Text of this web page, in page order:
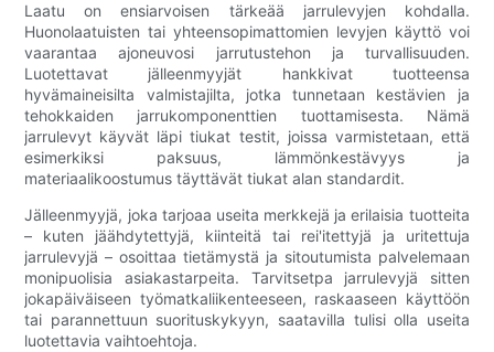
Laatu on ensiarvoisen tärkeää jarrulevyjen kohdalla.
Huonolaatuisten tai yhteensopimattomien levyjen käyttö voi
vaarantaa ajoneuvosi jarrutustehon ja turvallisuuden.
Luotettavat jälleenmyyjät hankkivat tuotteensa
hyvämaineisilta valmistajilta, jotka tunnetaan kestävien ja
tehokkaiden jarrukomponenttien tuottamisesta. Nämä
jarrulevyt käyvät läpi tiukat testit, joissa varmistetaan, että
esimerkiksi paksuus, lämmönkestävyys ja
materiaalikoostumus täyttävät tiukat alan standardit.
Jälleenmyyjä, joka tarjoaa useita merkkejä ja erilaisia ​​tuotteita
– kuten jäähdytettyjä, kiinteitä tai rei'itettyjä ja uritettuja
jarrulevyjä – osoittaa tietämystä ja sitoutumista palvelemaan
monipuolisia asiakastarpeita. Tarvitsetpa jarrulevyjä sitten
jokapäiväiseen työmatkaliikenteeseen, raskaaseen käyttöön
tai parannettuun suorituskykyyn, saatavilla tulisi olla useita
luotettavia vaihtoehtoja.